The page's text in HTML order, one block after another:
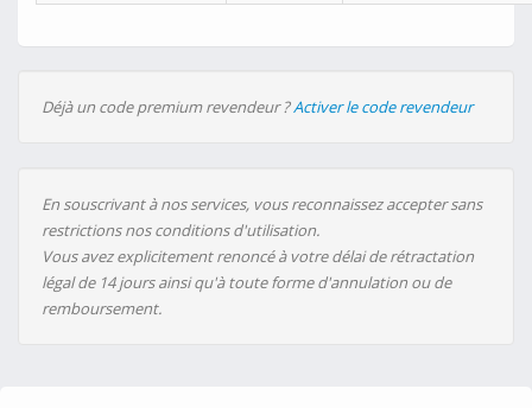
Déjà un code premium revendeur ?Activer le code revendeur
En souscrivant à nos services, vous reconnaissez accepter sans
restrictions nos conditions d'utilisation.
Vous avez explicitement renoncé à votre délai de rétractation
légal de 14 jours ainsi qu'à toute forme d'annulation ou de
remboursement.